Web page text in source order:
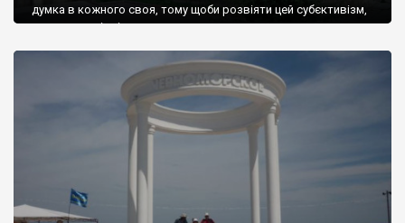
думка в кожного своя, тому щоби розвіяти цей субєктивізм,
запрошую відвідати це